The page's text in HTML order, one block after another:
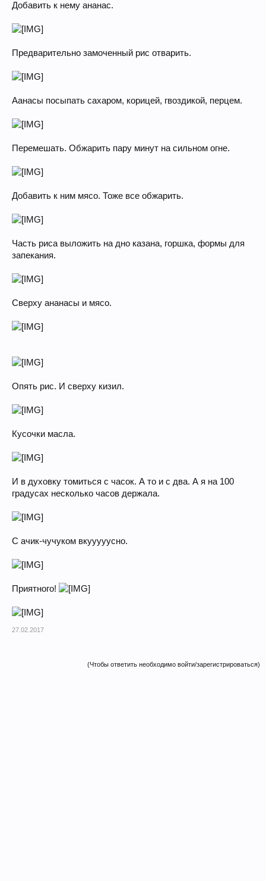
Добавить к нему ананас.
Предварительно замоченный рис отварить.
Аанасы посыпать сахаром, корицей, гвоздикой, перцем.
Перемешать. Обжарить пару минут на сильном огне.
Добавить к ним мясо. Тоже все обжарить.
Часть риса выложить на дно казана, горшка, формы для
запекания.
Сверху ананасы и мясо.
Опять рис. И сверху кизил.
Кусочки масла.
И в духовку томиться с часок. А то и с два. А я на 100
градусах несколько часов держала.
С ачик-чучуком вкууууусно.
Приятного!
27.02.2017
(Чтобы ответить необходимо войти/зарегистрироваться)